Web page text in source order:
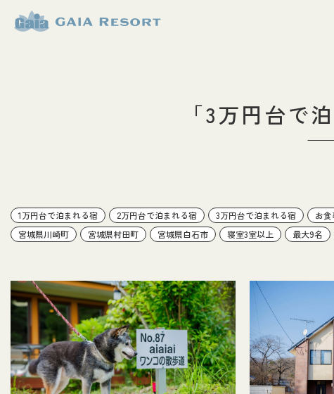
「3万円台で
1万円台で泊まれる宿 2万円台で泊まれる宿 3万円台で泊まれる宿 お食
宮城県川崎町
宮城県村田町 宮城県白石市 寝室3室以上 最大9名